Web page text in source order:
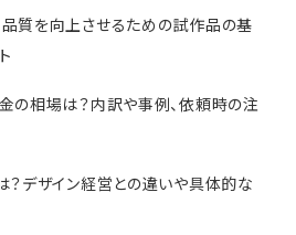
質を向上させるための試作品の基
の相場は？内訳や事例、依頼時の注
？デザイン経営との違いや具体的な